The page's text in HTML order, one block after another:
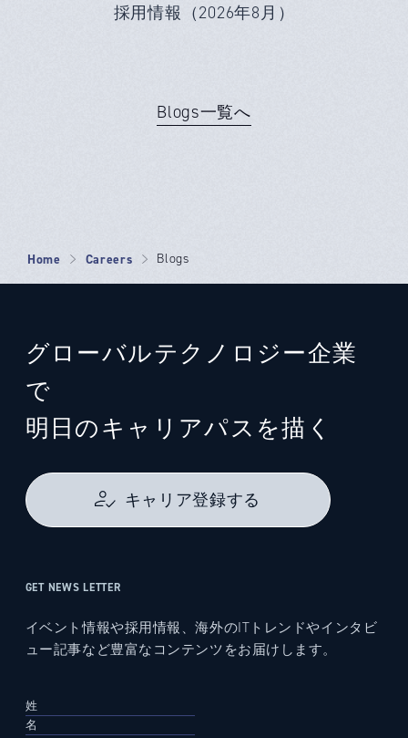
採用情報（2026年8月）
Blogs一覧へ
Home Careers Blogs
グローバルテクノロジー企業
で
明日のキャリアパスを描く
キャリア登録する
GET NEWS LETTER
イベント情報や採用情報、海外のITトレンドやインタビ
ュー記事など豊富なコンテンツをお届けします。